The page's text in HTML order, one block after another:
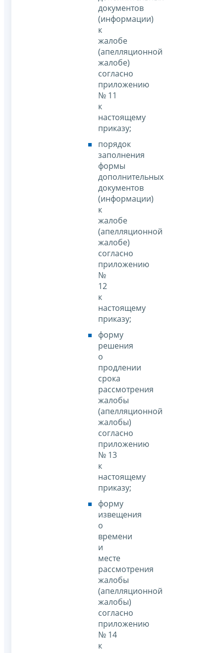
документов
(информации)
к
жалобе
(апелляционной
жалобе)
согласно
приложению
№ 11
к
настоящему
приказу;
порядок
заполнения
формы
дополнительных
документов
(информации)
к
жалобе
(апелляционной
жалобе)
согласно
приложению
№
12
к
настоящему
приказу;
форму
решения
о
продлении
срока
рассмотрения
жалобы
(апелляционной
жалобы)
согласно
приложению
№ 13
к
настоящему
приказу;
форму
извещения
о
времени
и
месте
рассмотрения
жалобы
(апелляционной
жалобы)
согласно
приложению
№ 14
к